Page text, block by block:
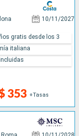
10/11/2027
353 +Tasas
gratis desde los 3
italiana